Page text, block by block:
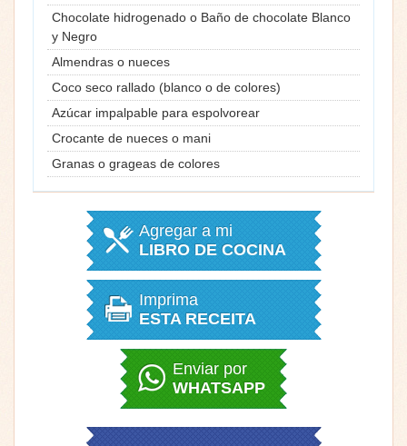
Chocolate hidrogenado o Baño de chocolate Blanco
y Negro
Almendras o nueces
Coco seco rallado (blanco o de colores)
Azúcar impalpable para espolvorear
Crocante de nueces o mani
Granas o grageas de colores
Agregar a mi
LIBRO DE COCINA
Imprima
ESTA RECEITA
Enviar por
WHATSAPP